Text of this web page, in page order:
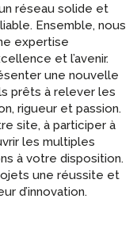
réseau solide et
Ensemble, nous
expertise
et l’avenir.
une nouvelle
prêts à relever les
rigueur et passion.
site, à participer à
les multiples
à votre disposition.
une réussite et
d’innovation.